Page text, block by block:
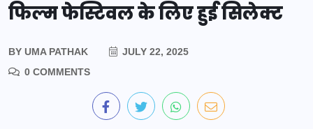
फिल्म फेस्टिवल के लिए हुई सिलेक्ट
BY UMA PATHAK
JULY 22, 2025
0 COMMENTS